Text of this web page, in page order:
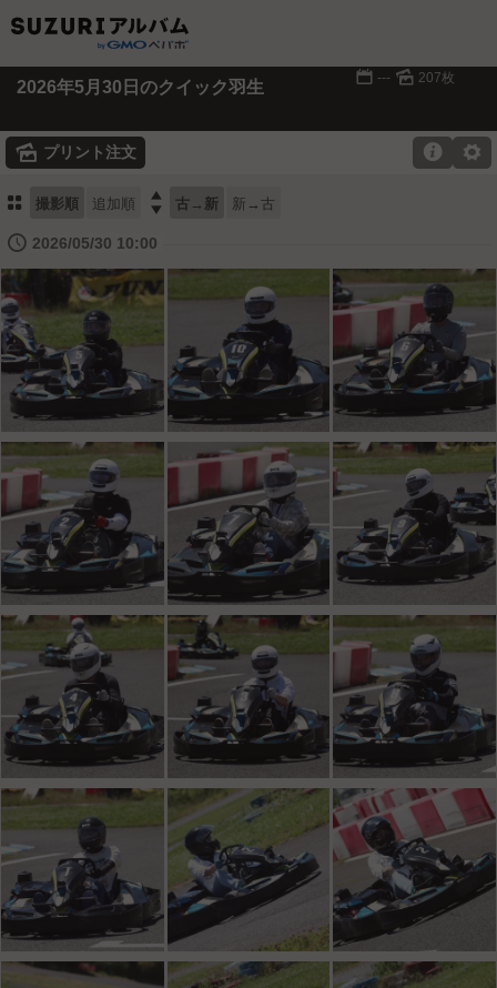
2026年5月30日のクイック羽生 📅 --- 🌄 207枚
🌄 プリント注文 ⚙

⚏ 撮影順 追加順  古→新 新→古
🕔 2026/05/30 10:00